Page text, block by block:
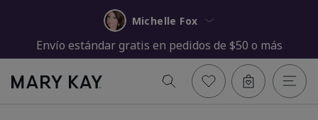
Michelle Fox
Envío estándar gratis en pedidos de $50 o más